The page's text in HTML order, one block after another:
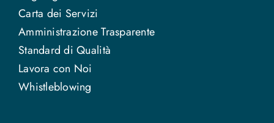
Carta dei Servizi
Amministrazione Trasparente
Standard di Qualità
Lavora con Noi
Whistleblowing